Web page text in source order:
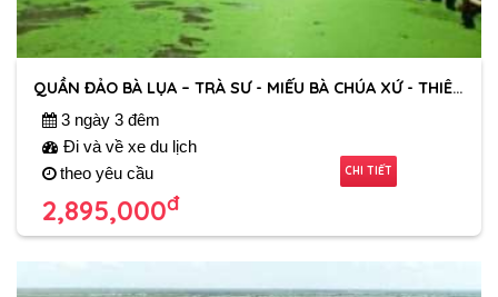
QUẦN ĐẢO BÀ LỤA – TRÀ SƯ - MIẾU BÀ CHÚA XỨ - THIÊN CẤM SƠN
3 ngày 3 đêm
Đi và về xe du lịch
theo yêu cầu
2,895,000đ
CHI TIẾT